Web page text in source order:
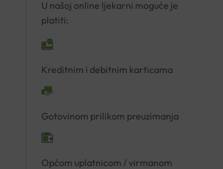
U našoj online ljekarni moguće je
platiti:
Kreditnim i debitnim karticama
Gotovinom prilikom preuzimanja
Općom uplatnicom / virmanom